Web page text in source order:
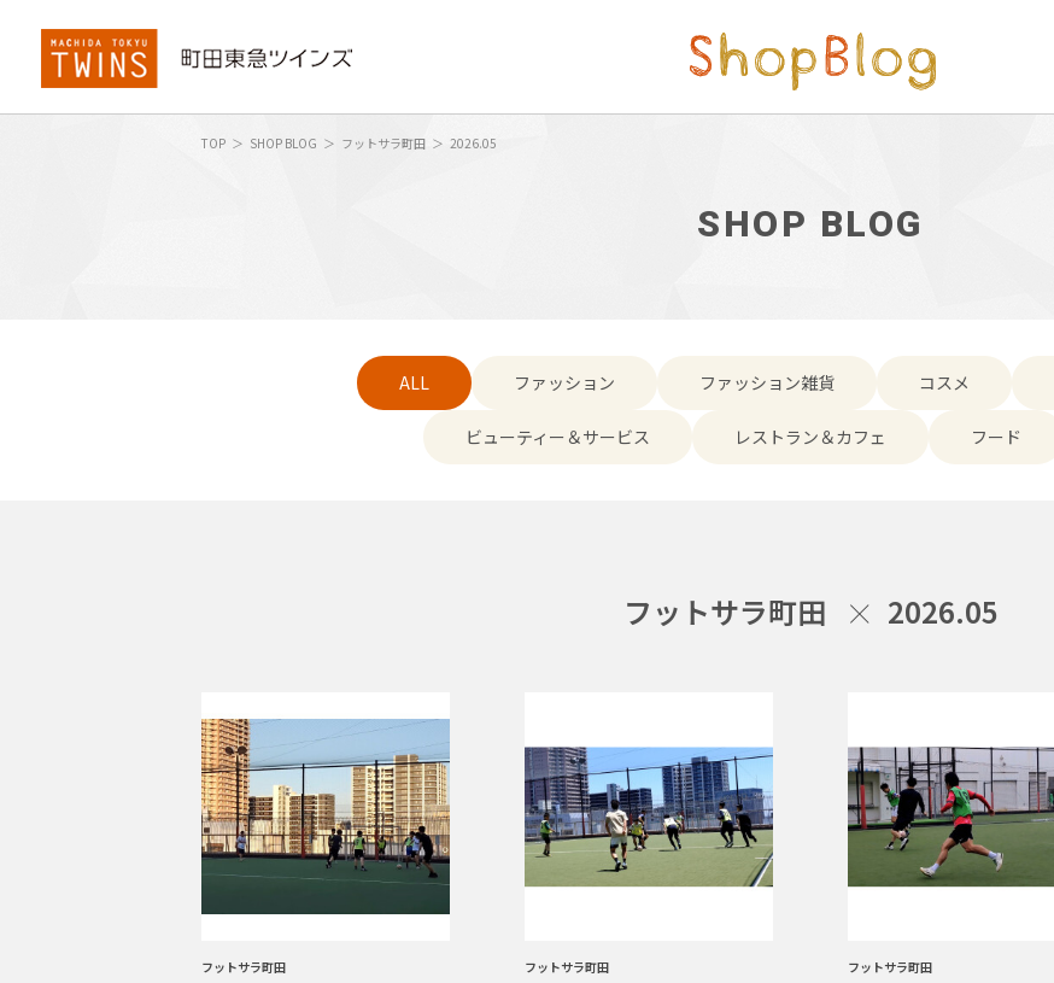
TOP SHOP BLOG フットサラ町田 2026.05
SHOP BLOG
ALL ファッション ファッション雑貨 コスメ
ビューティー＆サービス レストラン＆カフェ フード
フットサラ町田 2026.05
フットサラ町田 フットサラ町田 フットサラ町田